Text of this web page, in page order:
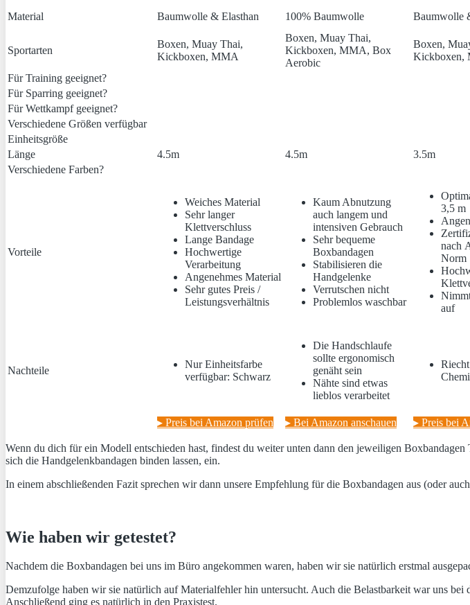
Material Baumwolle & Elasthan 100% Baumwolle Baumwolle
Sportarten
Boxen, Muay Thai,
Kickboxen, MMA
Boxen, Muay Thai,
Kickboxen, MMA, Box
Aerobic
Boxen,
Kickboxen,
Für Training geeignet?
Für Sparring geeignet?
Für Wettkampf geeignet?
Verschiedene Größen verfügbar
Einheitsgröße
Länge
4.5m 4.5m 3.5m
Verschiedene Farben?
Vorteile
Weiches Material
Sehr langer
Klettverschluss
Lange Bandage
Hochwertige
Verarbeitung
Angenehmes Material
Sehr gutes Preis /
Leistungsverhältnis
Kaum Abnutzung
auch langem und
intensiven Gebrauch
Sehr bequeme
Boxbandagen
Stabilisieren die
Handgelenke
Verrutschen nicht
Problemlos waschbar
3,5 m
nach
Norm
auf
Nachteile
Nur Einheitsfarbe
verfügbar: Schwarz
Die Handschlaufe
sollte ergonomisch
genäht sein
Nähte sind etwas
lieblos verarbeitet
▸ Preis bei Amazon prüfen ▸ Bei Amazon anschauen ▸ Preis bei
Wenn du dich für ein Modell entschieden hast, findest du weiter unten dann den jeweiligen
sich die Handgelenkbandagen binden lassen, ein.
In einem abschließenden Fazit sprechen wir dann unsere Empfehlung für die Boxbandagen aus (oder
Wie haben wir getestet?
Nachdem die Boxbandagen bei uns im Büro angekommen waren, haben wir sie natürlich erstmal
Demzufolge haben wir sie natürlich auf Materialfehler hin untersucht. Auch die Belastbarkeit war uns
Anschließend ging es natürlich in den Praxistest.